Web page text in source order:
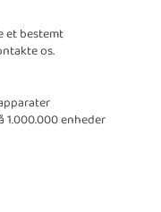
et bestemt
os.
1.000.000 enheder